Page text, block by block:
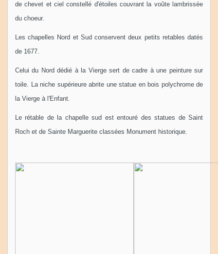
de chevet et ciel constellé d'étoiles couvrant la voûte lambrissée
du choeur.
Les chapelles Nord et Sud conservent deux petits retables datés
de 1677.
Celui du Nord dédié à la Vierge sert de cadre à une peinture sur
toile. La niche supérieure abrite une statue en bois polychrome de
la Vierge à l'Enfant.
Le rétable de la chapelle sud est entouré des statues de Saint
Roch et de Sainte Marguerite classées Monument historique.